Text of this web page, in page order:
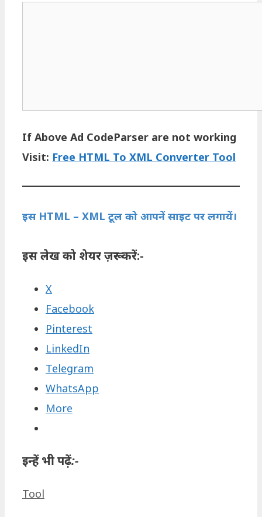
If Above Ad CodeParser are not working
Visit: Free HTML To XML Converter Tool
इस HTML – XML टूल को आपनें साइट पर लगायें।
इस लेख को शेयर ज़रूर करें:-
X
Facebook
Pinterest
LinkedIn
Telegram
WhatsApp
More
इन्हें भी पढ़ें:-
Categories
Tool